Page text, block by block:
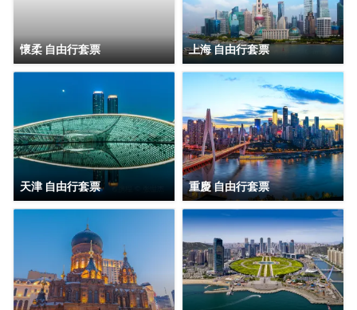
環境，讓社交具有更多可能性；TONG POWER運動生活館
與Parksquare 園庭高端餐廳亦可精緻您的差旅時光。
懷柔 自由行套票 上海 自由行套票
天津 自由行套票 重慶 自由行套票